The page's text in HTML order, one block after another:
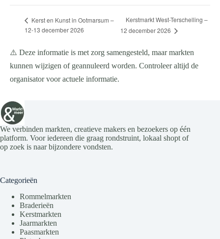
Kerst en Kunst in Ootmarsum –
12-13 december 2026
Kerstmarkt West-Terschelling –
12 december 2026
⚠️ Deze informatie is met zorg samengesteld, maar markten
kunnen wijzigen of geannuleerd worden. Controleer altijd de
organisator voor actuele informatie.
We verbinden markten, creatieve makers en bezoekers op één
platform. Voor iedereen die graag rondstruint, lokaal shopt of
op zoek is naar bijzondere vondsten.
Categorieën
Rommelmarkten
Braderieën
Kerstmarkten
Jaarmarkten
Paasmarkten